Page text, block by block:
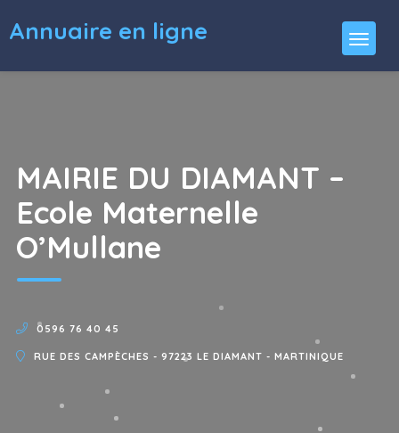
Annuaire en ligne
MAIRIE DU DIAMANT –
Ecole Maternelle
O’Mullane
0596 76 40 45
RUE DES CAMPÈCHES - 97223 LE DIAMANT - MARTINIQUE